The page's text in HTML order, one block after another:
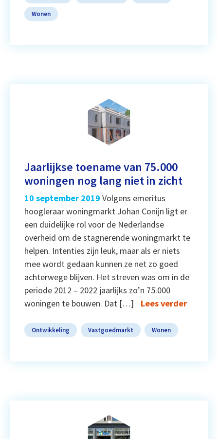
Wonen
Jaarlijkse toename van 75.000
woningen nog lang niet in zicht
10 september 2019 Volgens emeritus
hoogleraar woningmarkt Johan Conijn ligt er
een duidelijke rol voor de Nederlandse
overheid om de stagnerende woningmarkt te
helpen. Intenties zijn leuk, maar als er niets
mee wordt gedaan kunnen ze net zo goed
achterwege blijven. Het streven was om in de
periode 2012 – 2022 jaarlijks zo’n 75.000
woningen te bouwen. Dat […]
Lees verder
Ontwikkeling Vastgoedmarkt Wonen